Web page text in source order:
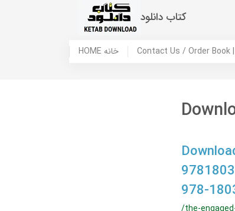
کتاب دانلود
HOME خانه
978-